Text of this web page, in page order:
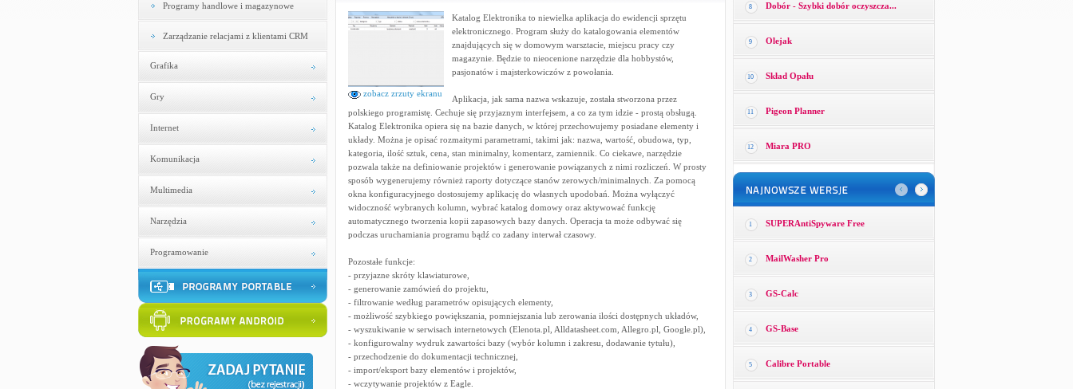
Programy handlowe i magazynowe
Zarządzanie relacjami z klientami CRM
Grafika
Gry
Internet
Komunikacja
Multimedia
Narzędzia
Programowanie
zobacz zrzuty ekranu
Katalog Elektronika to niewielka aplikacja do ewidencji sprzętu
elektronicznego. Program służy do katalogowania elementów
znajdujących się w domowym warsztacie, miejscu pracy czy
magazynie. Będzie to nieocenione narzędzie dla hobbystów,
pasjonatów i majsterkowiczów z powołania.
Aplikacja, jak sama nazwa wskazuje, została stworzona przez
polskiego programistę. Cechuje się przyjaznym interfejsem, a co za tym idzie - prostą obsługą.
Katalog Elektronika opiera się na bazie danych, w której przechowujemy posiadane elementy i
układy. Można je opisać rozmaitymi parametrami, takimi jak: nazwa, wartość, obudowa, typ,
kategoria, ilość sztuk, cena, stan minimalny, komentarz, zamiennik. Co ciekawe, narzędzie
pozwala także na definiowanie projektów i generowanie powiązanych z nimi rozliczeń. W prosty
sposób wygenerujemy również raporty dotyczące stanów zerowych/minimalnych. Za pomocą
okna konfiguracyjnego dostosujemy aplikację do własnych upodobań. Można wyłączyć
widoczność wybranych kolumn, wybrać katalog domowy oraz aktywować funkcję
automatycznego tworzenia kopii zapasowych bazy danych. Operacja ta może odbywać się
podczas uruchamiania programu bądź co zadany interwał czasowy.
Pozostałe funkcje:
- przyjazne skróty klawiaturowe,
- generowanie zamówień do projektu,
- filtrowanie według parametrów opisujących elementy,
- możliwość szybkiego powiększania, pomniejszania lub zerowania ilości dostępnych układów,
- wyszukiwanie w serwisach internetowych (Elenota.pl, Alldatasheet.com, Allegro.pl, Google.pl),
- konfigurowalny wydruk zawartości bazy (wybór kolumn i zakresu, dodawanie tytułu),
- przechodzenie do dokumentacji technicznej,
- import/eksport bazy elementów i projektów,
- wczytywanie projektów z Eagle.
8 Dobór - Szybki dobór oczyszcza...
9 Olejak
10 Skład Opału
11 Pigeon Planner
12 Miara PRO
1 SUPERAntiSpyware Free
2 MailWasher Pro
3 GS-Calc
4 GS-Base
5 Calibre Portable